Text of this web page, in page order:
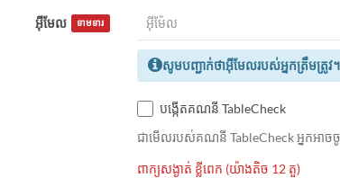
អ៊ីមែល ទាមទារ
សូមបញ្ជាក់ថាអ៊ីមែលរបស់អ្នកត្រឹមត្រូវ។
បង្កើតគណនី TableCheck
ជាមេីលរបស់គណនី TableCheck អ្នកអាចចូ
ពាក្យសង្ងាត់ ខ្លីពេក (យ៉ាងតិច 12 តួ)